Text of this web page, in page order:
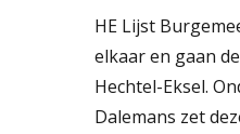
HE Lijst
elkaar en gaan
Hechtel-Eksel.
Dalemans zet